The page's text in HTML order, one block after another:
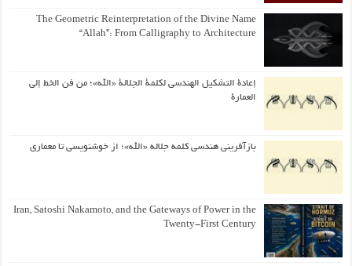
The Geometric Reinterpretation of the Divine Name
“Allah”: From Calligraphy to Architecture
إعادة التشكيل الهندسي لكلمة الجلالة «الله»؛ من فن الخط إلى
العمارة
بازآفرینی هندسی کلمه جلاله «الله»؛ از خوشنویسی تا معماری
Iran, Satoshi Nakamoto, and the Gateways of Power in the
Twenty-First Century